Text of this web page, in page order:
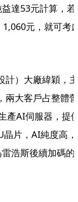
達53元計算，若
元，就可考
計）大廠緯穎，主
兩大客戶占整體營
產AI伺服器，提
片，AI純度高，
浩斯後續加碼的